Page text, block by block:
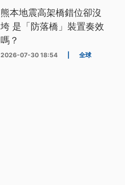
熊本地震高架橋錯位卻沒
垮 是「防落橋」裝置奏效
嗎？
2026-07-30 18:54 全球